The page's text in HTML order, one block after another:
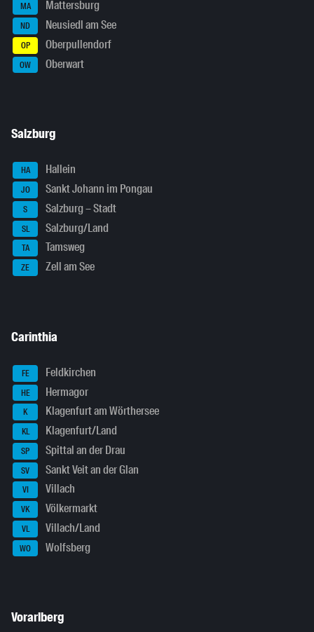
MA Mattersburg
ND Neusiedl am See
OP Oberpullendorf
OW Oberwart
Salzburg
HA Hallein
JO Sankt Johann im Pongau
S Salzburg – Stadt
SL Salzburg/Land
TA Tamsweg
ZE Zell am See
Carinthia
FE Feldkirchen
HE Hermagor
K Klagenfurt am Wörthersee
KL Klagenfurt/Land
SP Spittal an der Drau
SV Sankt Veit an der Glan
VI Villach
VK Völkermarkt
VL Villach/Land
WO Wolfsberg
Vorarlberg